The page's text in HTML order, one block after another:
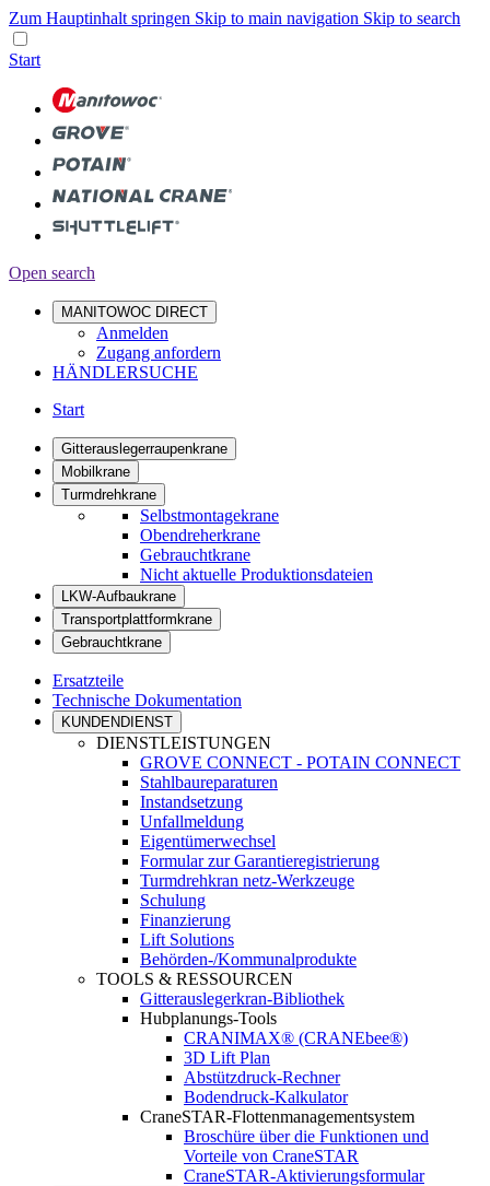
Zum Hauptinhalt springen Skip to main navigation Skip to search
Start
Open search
MANITOWOC DIRECT
Anmelden
Zugang anfordern
HÄNDLERSUCHE
Start
Gitterauslegerraupenkrane
Mobilkrane
Turmdrehkrane
Selbstmontagekrane
Obendreherkrane
Gebrauchtkrane
Nicht aktuelle Produktionsdateien
LKW-Aufbaukrane
Transportplattformkrane
Gebrauchtkrane
Ersatzteile
Technische Dokumentation
KUNDENDIENST
DIENSTLEISTUNGEN
GROVE CONNECT - POTAIN CONNECT
Stahlbaureparaturen
Instandsetzung
Unfallmeldung
Eigentümerwechsel
Formular zur Garantieregistrierung
Turmdrehkran netz-Werkzeuge
Schulung
Finanzierung
Lift Solutions
Behörden-/Kommunalprodukte
TOOLS & RESSOURCEN
Gitterauslegerkran-Bibliothek
Hubplanungs-Tools
CRANIMAX® (CRANEbee®)
3D Lift Plan
Abstützdruck-Rechner
Bodendruck-Kalkulator
CraneSTAR-Flottenmanagementsystem
Broschüre über die Funktionen und
Vorteile von CraneSTAR
CraneSTAR-Aktivierungsformular